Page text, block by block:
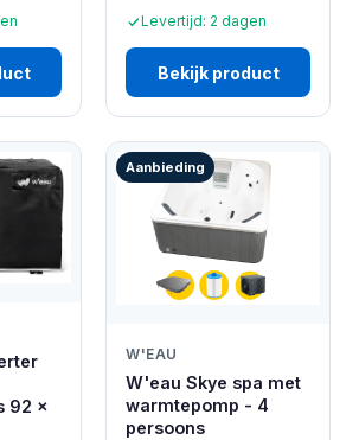
Levertijd: 2 dagen
Bekijk product
92 x
Aanbieding
W'EAU
W'eau Skye spa met
warmtepomp - 4
persoons